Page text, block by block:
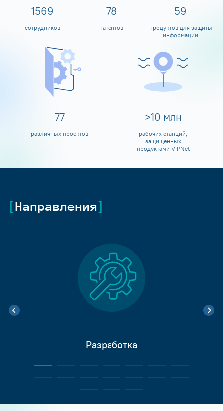
1600
сотрудников
80
патентов
60
продуктов для защиты
информации
80
различных проектов
>10 млн
рабочих станций,
защищенных
продуктами ViPNet
Направления
Разработка